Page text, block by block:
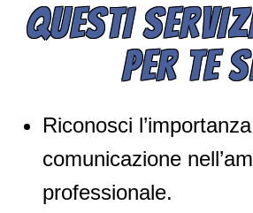
QUESTI
PER TE
Riconosci
comunicazione
professionale.